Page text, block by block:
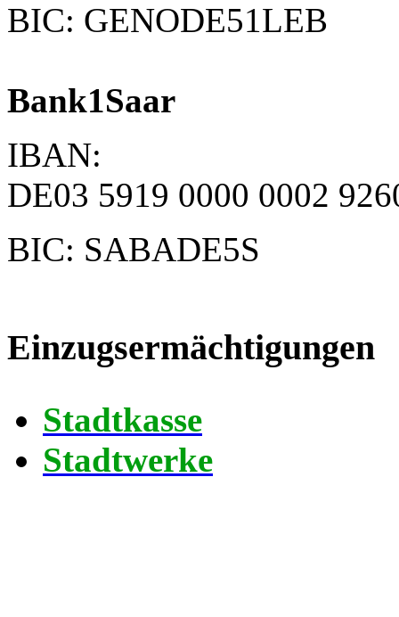
BIC: GENODE51LEB
Bank1Saar
IBAN:
DE03 5919 0000 0002
BIC: SABADE5S
Einzugsermächtigungen
Stadtkasse
Stadtwerke